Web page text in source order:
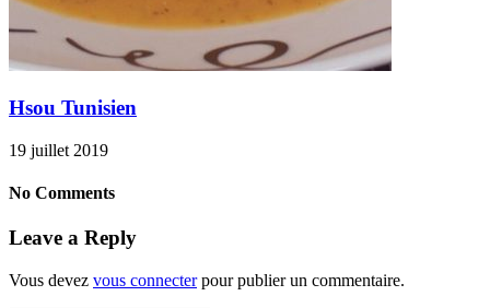
Hsou Tunisien
19 juillet 2019
No Comments
Leave a Reply
Vous devez vous connecterpour publier un commentaire.